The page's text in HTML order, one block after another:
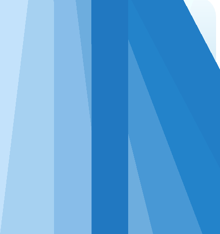
分析+绘图一体化，无需切换工具
方差分析将自动绘制标有差异显著性字母的柱
状图、相关分析将自动绘制热力图、机器学习
自动绘制ROC曲线，这些统计图均可任意修改
编辑，完全满足各类期刊的绘图要求！